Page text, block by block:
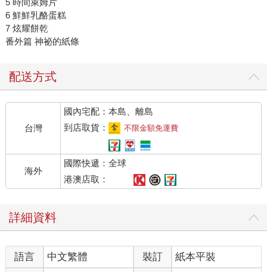
6 鮮鮮乳酪蛋糕
7 炫耀餅乾
番外篇 神祕的紙條
配送方式
台灣
國內宅配：本島、離島
到店取貨：
不限金額免運費
海外
國際快遞：全球
港澳店取：
詳細資料
語言 中文繁體 裝訂
紙本平裝